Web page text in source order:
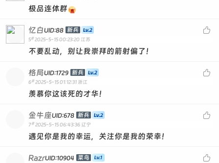
极品连体群

忆白UID:88 新兵
5# 2025-5-15 00:23:20 江苏
不要乱动，别让我崇拜的箭射偏了！

格局UID:1729 新兵
6# 2025-5-15 01:12:31 浙江
羡慕你这该死的才华！

金牛座UID:678 新兵
7# 2025-5-15 06:43:36 辽宁
遇见你是我的幸运，关注你是我的荣幸！

RazrUID:10904 菜鸟